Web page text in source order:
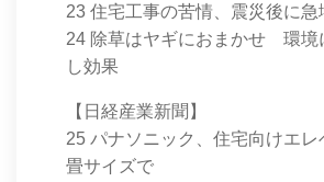
23 住宅工事の苦情、震災後に
24 除草はヤギにおまかせ 環境
し効果
【日経産業新聞】
25 パナソニック、住宅向けエ
畳サイズで